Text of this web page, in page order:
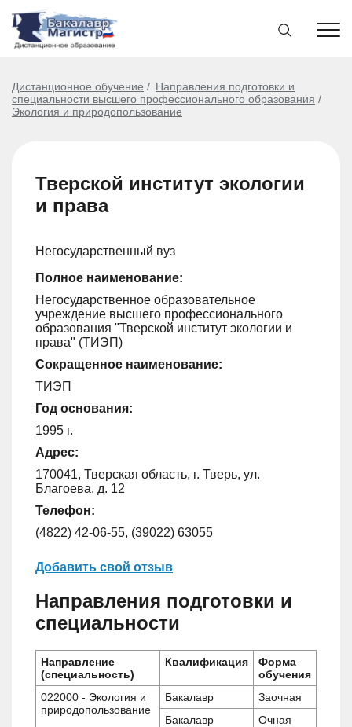
Дистанционное обучение
Направления подготовки и
специальности высшего профессионального образования
Экология и природопользование
Тверской институт экологии
и права
Негосударственный вуз
Полное наименование:
Негосударственное образовательное
учреждение высшего профессионального
образования "Тверской институт экологии и
права" (ТИЭП)
Сокращенное наименование:
ТИЭП
Год основания:
1995 г.
Адрес:
170041, Тверская область, г. Тверь, ул.
Благоева, д. 12
Телефон:
(4822) 42-06-55, (39022) 63055
Добавить свой отзыв
Направления подготовки и
специальности
Направление
(специальность)
Квалификация
Форма
обучения
022000 - Экология и
природопользование
Бакалавр
Заочная
Бакалавр
Очная